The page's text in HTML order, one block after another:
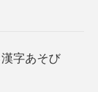
字あそび